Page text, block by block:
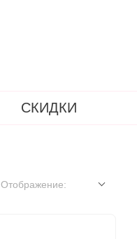
СКИДКИ
Отображение: